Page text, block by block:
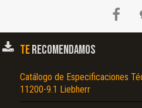
TERECOMENDAMOS
Catálogo de Especificaciones
11200-9.1 Liebherr